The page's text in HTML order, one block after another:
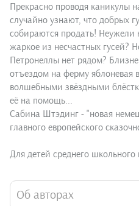
Прекрасно проводя каникулы
случайно узнают, что добрых
собираются продать! Неужели
жаркое из несчастных гусей?
Петронеллы нет рядом?
отъездом на ферму яблоневая
волшебными звёздными
её на помощь...
Сабина Штэдинг - "новая
главного европейского
Для детей среднего школьного
Об авторах